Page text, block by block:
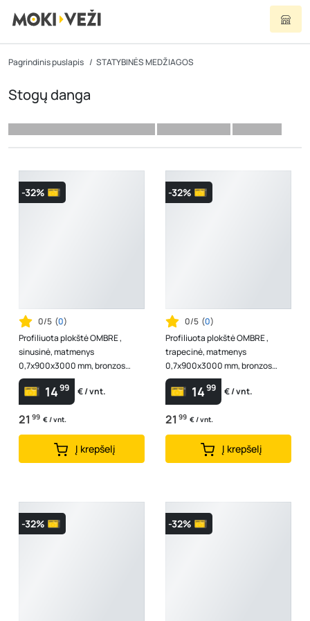
Pagrindinis puslapis STATYBINĖS MEDŽIAGOS
Stogų danga
-32%
0/5 (0)
Profiliuota plokštė OMBRE ,
sinusinė, matmenys
0,7x900x3000 mm, bronzos
spalva, PVC lakštai skirti
pastogėms, terasoms
1499 € / vnt.
21 99 € / vnt.
Į krepšelį
-32%
0/5 (0)
Profiliuota plokštė OMBRE ,
trapecinė, matmenys
0,7x900x3000 mm, bronzos
spalva, PVC lakštai skirti
pastogėms, terasoms
1499 € / vnt.
21 99 € / vnt.
Į krepšelį
-32% -32%